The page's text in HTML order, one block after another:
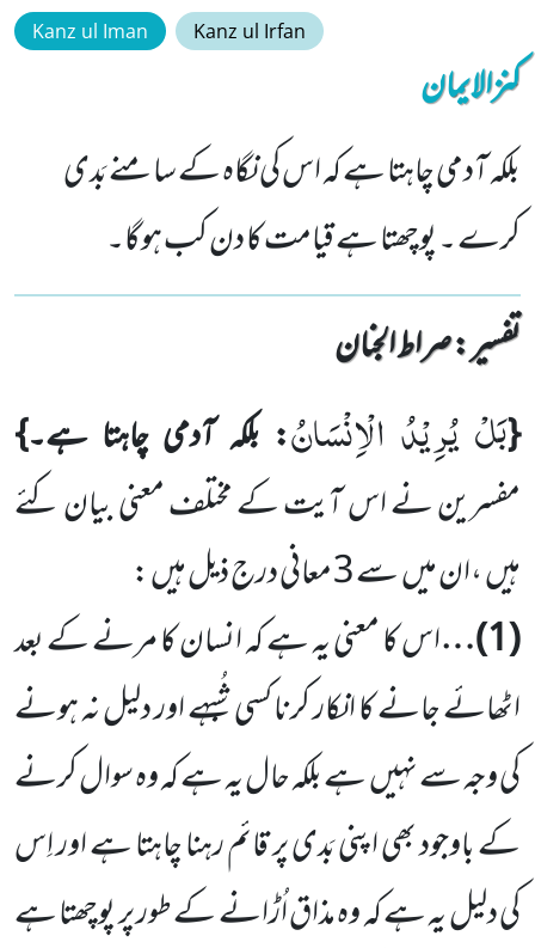
Kanz ul Iman Kanz ul Irfan
کنزالایمان
بلکہ آدمی چاہتا ہے کہ اس کی نگاہ کے سامنے بَدی
کرے ۔ پوچھتا ہے قیامت کا دن کب ہوگا۔
تفسیر : ‎صراط الجنان
{بَلْ یُرِیْدُ الْاِنْسَانُ: بلکہ آدمی چاہتا ہے۔}
مفسرین نے اس آیت کے مختلف معنی بیان کئے
ہیں،ان میںسے3معانیدرج ذیل ہیں :
(
1
)…اس کا معنی یہ ہے کہ انسان کا مرنے کے بعد
اٹھائے جانے کا انکار کرنا کسی شُبہے اور دلیل نہ ہونے
کی وجہ سے نہیںہے بلکہ حال یہ ہے کہ وہ سوال کرنے
کے باوجود بھی اپنی بَدی پر قائم رہنا چاہتا ہے اور اِس
کی دلیل یہ ہے کہ وہ مذاق اُڑانے کے طور پر پوچھتا ہے